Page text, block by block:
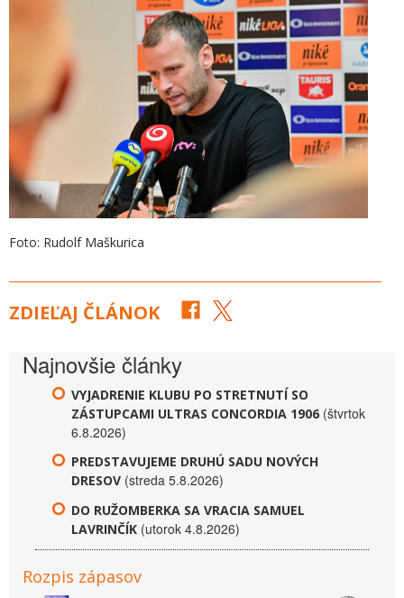
Foto: Rudolf Maškurica
ZDIEĽAJ ČLÁNOK
Najnovšie články
VYJADRENIE KLUBU PO STRETNUTÍ SO
ZÁSTUPCAMI ULTRAS CONCORDIA 1906 (štvrtok
6.8.2026)
PREDSTAVUJEME DRUHÚ SADU NOVÝCH
DRESOV (streda 5.8.2026)
DO RUŽOMBERKA SA VRACIA SAMUEL
LAVRINČÍK (utorok 4.8.2026)
Rozpis zápasov